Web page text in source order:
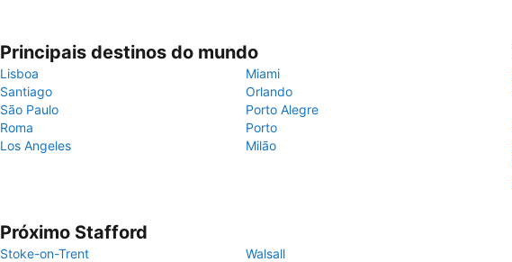
Principais destinos do mundo
Lisboa
Miami
Santiago
Orlando
São Paulo
Porto Alegre
Roma
Porto
Los Angeles
Milão
Próximo Stafford
Stoke-on-Trent Walsall